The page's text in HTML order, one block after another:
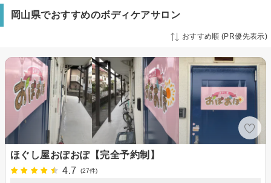
岡山県でおすすめのボディケアサロン
おすすめ順 (PR優先表示)
ほぐし屋おぽおぽ【完全予約制】
4.7
(27件)